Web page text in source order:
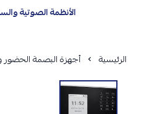
الأنظمة الصوتية
الرئيسية أجهزة البصمة الحضور